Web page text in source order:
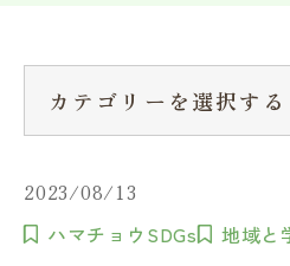
卒業生の方へ在学生へ一般の
2023/08/13
ハマチョウSDGs 地域と
カテゴリーを選択する